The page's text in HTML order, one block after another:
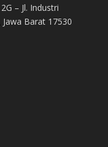
– Jl. Industri
Barat 17530